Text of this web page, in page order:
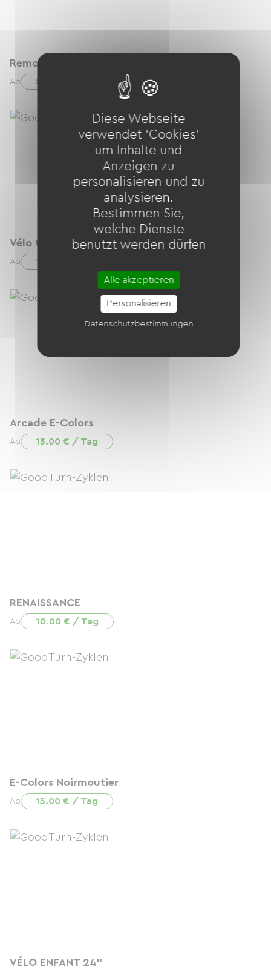
Remorque porte enfant
Ab 8.00 € / Tag
Vélo Gravel taille M/S
Ab 15.00 € / Tag
Arcade E-Colors
Ab 15.00 € / Tag
RENAISSANCE
Ab 10.00 € / Tag
E-Colors Noirmoutier
Ab 15.00 € / Tag
VÉLO ENFANT 24"
Diese Webseite
verwendet 'Cookies'
um Inhalte und
Anzeigen zu
personalisieren und zu
analysieren.
Bestimmen Sie,
welche Dienste
benutzt werden dürfen
Alle akzeptieren
Personalisieren
Datenschutzbestimmungen